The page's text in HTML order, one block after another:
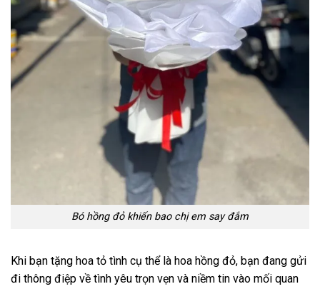
Bó hồng đỏ khiến bao chị em say đắm
Khi bạn tặng hoa tỏ tình cụ thể là hoa hồng đỏ, bạn đang gửi
đi thông điệp về tình yêu trọn vẹn và niềm tin vào mối quan